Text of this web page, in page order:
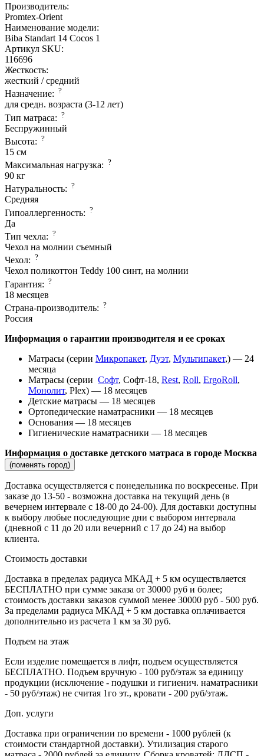
Производитель:
Promtex-Orient
Наименование модели:
Biba Standart 14 Cocos 1
Артикул SKU:
116696
Жесткость:
жесткий / средний
Назначение: ?
для средн. возраста (3-12 лет)
Тип матраса: ?
Беспружинный
Высота: ?
15 см
Максимальная нагрузка: ?
90 кг
Натуральность: ?
Средняя
Гипоаллергенность: ?
Да
Тип чехла: ?
Чехол на молнии съемный
Чехол: ?
Чехол поликоттон Teddy 100 синт, на молнии
Гарантия: ?
18 месяцев
Страна-производитель: ?
Россия
Информация о гарантии производителя и ее сроках
Матрасы (серии Микропакет, Дуэт, Мультипакет,) — 24
месяца
Матрасы (серии Софт, Софт-18, Rest, Roll, ErgoRoll,
Монолит, Plex) — 18 месяцев
Детские матрасы — 18 месяцев
Ортопедические наматрасники — 18 месяцев
Основания — 18 месяцев
Гигиенические наматрасники — 18 месяцев
Информация о доставке детского матраса в городе Москва
(поменять город)
Доставка осуществляется c понедельника по воскресенье. При
заказе до 13-50 - возможна доставка на текущий день (в
вечернем интервале с 18-00 до 24-00). Для доставки доступны
к выбору любые последующие дни с выбором интервала
(дневной с 11 до 20 или вечерний с 17 до 24) на выбор
клиента.
Стоимость доставки
Доставка в пределах радиуса МКАД + 5 км осуществляется
БЕСПЛАТНО при сумме заказа от 30000 руб и более;
стоимость доставки заказов суммой менее 30000 руб - 500 руб.
За пределами радиуса МКАД + 5 км доставка оплачивается
дополнительно из расчета 1 км за 30 руб.
Подъем на этаж
Если изделие помещается в лифт, подъем осуществляется
БЕСПЛАТНО. Подъем вручную - 100 руб/этаж за единицу
продукции (исключение - подушки и гигиенич. наматрасники
- 50 руб/этаж) не считая 1го эт., кровати - 200 руб/этаж.
Доп. услуги
Доставка при ограничении по времени - 1000 рублей (к
стоимости стандартной доставки). Утилизация старого